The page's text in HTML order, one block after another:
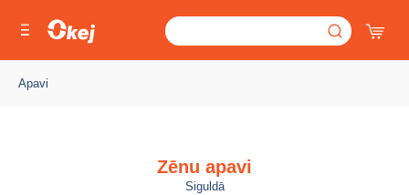
Apavi
Zēnu apavi
Siguldā